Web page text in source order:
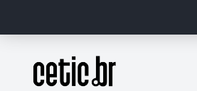
Página inicial